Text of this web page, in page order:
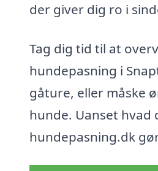
der giver dig ro i
Tag dig tid til at
hundepasning i
gåture, eller måske
hunde. Uanset
hundepasning.dk